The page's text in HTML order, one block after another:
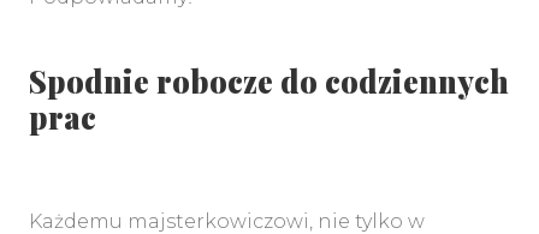
Spodnie robocze do codziennych
prac
Każdemu majsterkowiczowi, nie tylko w